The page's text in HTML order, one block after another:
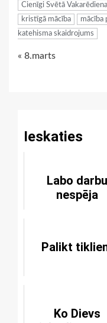
Cienīgi Svētā
kristīgā mācība
mācība
katehisma skaidrojums
Continue
« 8.marts
Ieskaties
Labo darbu
nespēja
Palikt
Ko Dievs